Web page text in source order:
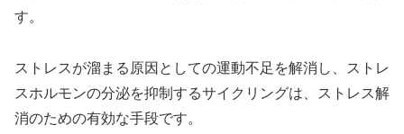
す。
ストレスが溜まる原因としての運動不足を解消し、ストレ
スホルモンの分泌を抑制するサイクリングは、ストレス解
消のための有効な手段です。